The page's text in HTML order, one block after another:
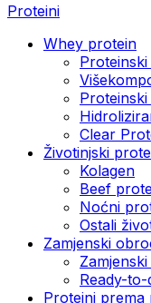
Proteini
Whey protein
Clear
Životinjski
Kolagen
Beef
Noćni
Ostali
Zamjenski
Ready-
Proteini prema